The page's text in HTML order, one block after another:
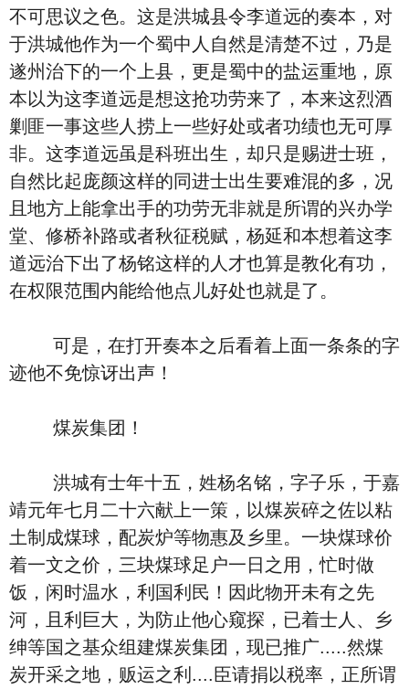
不可思议之色。这是洪城县令李道远的奏本，对
于洪城他作为一个蜀中人自然是清楚不过，乃是
遂州治下的一个上县，更是蜀中的盐运重地，原
本以为这李道远是想这抢功劳来了，本来这烈酒
剿匪一事这些人捞上一些好处或者功绩也无可厚
非。这李道远虽是科班出生，却只是赐进士班，
自然比起庞颜这样的同进士出生要难混的多，况
且地方上能拿出手的功劳无非就是所谓的兴办学
堂、修桥补路或者秋征税赋，杨延和本想着这李
道远治下出了杨铭这样的人才也算是教化有功，
在权限范围内能给他点儿好处也就是了。
可是，在打开奏本之后看着上面一条条的字
迹他不免惊讶出声！
煤炭集团！
洪城有士年十五，姓杨名铭，字子乐，于嘉
靖元年七月二十六献上一策，以煤炭碎之佐以粘
土制成煤球，配炭炉等物惠及乡里。一块煤球价
着一文之价，三块煤球足户一日之用，忙时做
饭，闲时温水，利国利民！因此物开未有之先
河，且利巨大，为防止他心窥探，已着士人、乡
绅等国之基众组建煤炭集团，现已推广.....然煤
炭开采之地，贩运之利....臣请捐以税率，正所谓